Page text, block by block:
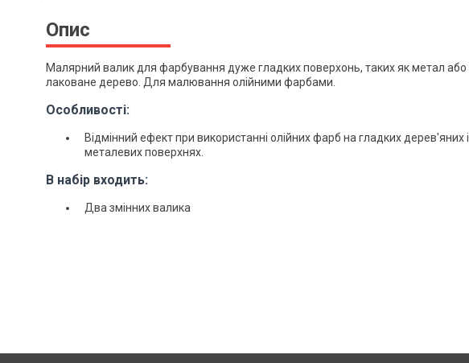
Опис
Малярний валик для фарбування дуже гладких поверхонь, таких як метал або
лаковане дерево. Для малювання олійними фарбами.
Особливості:
Відмінний ефект при використанні олійних фарб на гладких дерев'яних і
металевих поверхнях.
В набір входить:
Два змінних валика